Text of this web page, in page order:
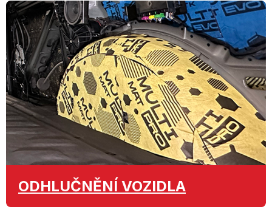
ODHLUČNĚNÍ VOZIDLA